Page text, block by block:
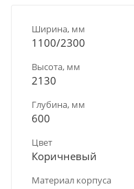
Ширина, мм
1100/2300
Высота, мм
2130
Глубина, мм
600
Цвет
Коричневый
Материал корпуса